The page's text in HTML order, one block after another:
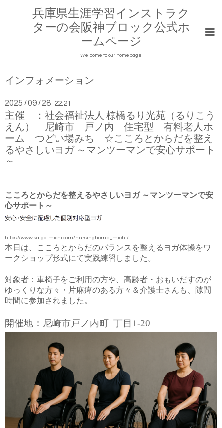
兵庫県生涯学習インストラク
ターの会阪神ブロック公式ホ
ームページ
Welcome to our homepage
インフォメーション
2025 /09 / 28 22:21
主催 ：社会福祉法人 椋橋るり光苑（るりこう
えん） 尼崎市 戸ノ内 住宅型 有料老人ホ
ーム つどい場みち ☆こころとからだを整え
るやさしいヨガ ～マンツーマンで安心サポート
～
こころとからだを整えるやさしいヨガ ～マンツーマンで安
心サポート～
https://www.kaigo-michi.com/nursinghome_michi/
本日は、こころとからだのバランスを整えるヨガ体操をワ
ークショップ形式にて実践練習しました。
対象者：車椅子をご利用の方や、高齢者・おもいだすのが
ゆっくりな方々・片麻痺のある方々＆介護士さんも、隙間
時間に参加されました。
開催地： 尼崎市戸ノ内町1丁目1-20